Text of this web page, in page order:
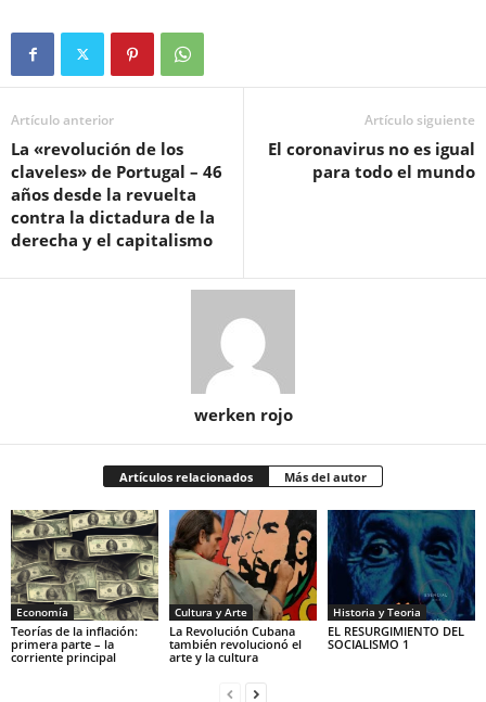
Artículo anterior
La «revolución de los
claveles» de Portugal – 46
años desde la revuelta
contra la dictadura de la
derecha y el capitalismo
Artículo siguiente
El coronavirus no es igual
para todo el mundo
werken rojo
Artículos relacionados Más del autor
Economía
Teorías de la inflación:
primera parte – la
corriente principal
Cultura y Arte
La Revolución Cubana
también revolucionó el
arte y la cultura
Historia y Teoria
EL RESURGIMIENTO DEL
SOCIALISMO 1